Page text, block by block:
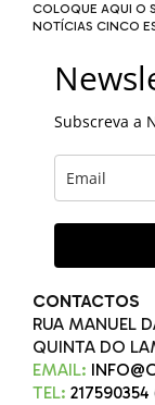
COLOQUE AQUI O
NOTÍCIAS CINCO
Subscreva a
CONTACTOS
RUA MANUEL
QUINTA DO
EMAIL:
TEL: 217590354